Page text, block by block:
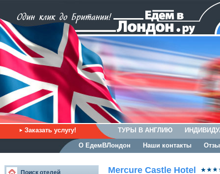
Заказать услугу! ТУРЫ В АНГЛИЮ
О ЕдемВЛондон Наши контакты
Поиск отелей Mercure Castle Hotel